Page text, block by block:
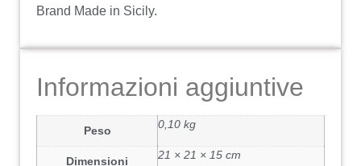
Brand Made in Sicily.
Informazioni aggiuntive
Peso 0,10 kg
Dimensioni 21 × 21 × 15 cm